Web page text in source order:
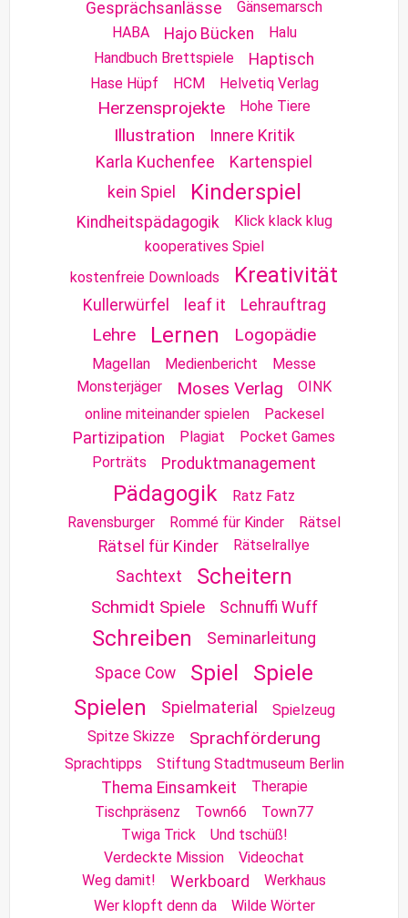
Gesprächsanlässe
Gänsemarsch
HABA
Hajo Bücken
Halu
Handbuch Brettspiele
Haptisch
Hase Hüpf HCM Helvetiq Verlag
Herzensprojekte Hohe Tiere
Illustration
Innere Kritik
Karla Kuchenfee
Kartenspiel
kein Spiel
Kinderspiel
Kindheitspädagogik
Klick klack klug
kooperatives Spiel
kostenfreie Downloads
Kreativität
Kullerwürfel leaf it Lehrauftrag
Lehre Lernen Logopädie
Magellan Medienbericht
Messe
Monsterjäger
Moses Verlag
OINK
online miteinander spielen
Packesel
Partizipation Plagiat
Pocket Games
Porträts
Produktmanagement
Pädagogik
Ratz Fatz
Ravensburger
Rommé für Kinder Rätsel
Rätsel für Kinder Rätselrallye
Sachtext Scheitern
Schmidt Spiele Schnuffi Wuff
Schreiben
Seminarleitung
Space Cow
Spiel
Spiele
Spielen
Spielmaterial
Spielzeug
Spitze Skizze
Sprachförderung
Sprachtipps Stiftung Stadtmuseum Berlin
Thema Einsamkeit
Therapie
Tischpräsenz
Town66
Town77
Twiga Trick
Und tschüß!
Verdeckte Mission
Videochat
Weg damit!
Werkboard
Werkhaus
Wer klopft denn da
Wilde Wörter